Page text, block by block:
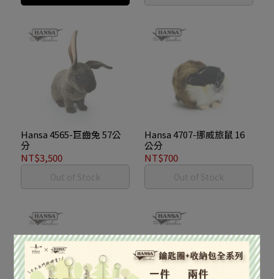
Hansa 4565-巨齒兔 57公
分
NT$3,500
Out of Stock
Hansa 4707-挪威旅鼠 16
公分
NT$700
Out of Stock